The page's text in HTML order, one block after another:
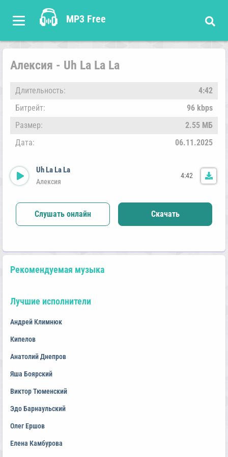
MP3 Free
Алексия - Uh La La La
Длительность:
4:42
Битрейт:
96 kbps
Размер:
2.55 МБ
Дата:
06.11.2025
Uh La La La
Алексия
4:42
Слушать онлайн Скачать
Рекомендуемая музыка
Лучшие исполнители
Андрей Климнюк
Кипелов
Анатолий Днепров
Яша Боярский
Виктор Тюменский
Эдо Барнаульский
Олег Ершов
Елена Камбурова